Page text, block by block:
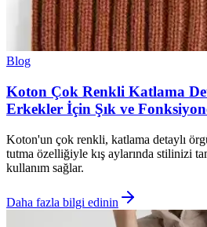
Blog
Koton Çok Renkli Katlama
Erkekler İçin Şık ve
Koton'un çok renkli, katlama detaylı örgü
tutma özelliğiyle kış aylarında stilinizi
kullanım sağlar.
Daha fazla bilgi edinin